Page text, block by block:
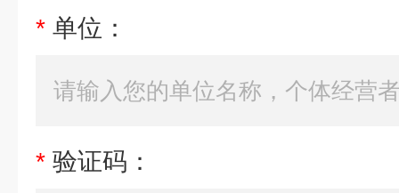
* 单位：
* 验证码：